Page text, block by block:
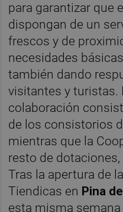
para garantizar que
dispongan de un
frescos y de
necesidades
también dando
visitantes y turistas.
colaboración
de los consistorios
mientras que la
resto de
Tras la apertura de
Tiendicas en Pina
esta misma